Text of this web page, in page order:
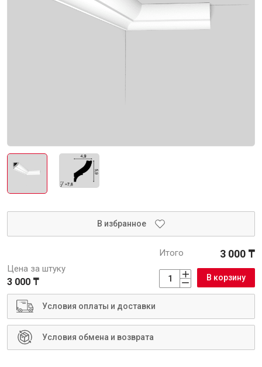
В избранное
Цена за штуку
3 000 ₸
Итого 3 000 ₸
В корзину
Условия оплаты и доставки
Условия обмена и возврата
Интерьер и отделка
Инженерные системы
Водоснабжение и водоотведение
Электро-оборудование
Инструменты